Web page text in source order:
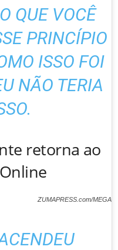
QUE VOCÊ
PRINCÍPIO
ISSO FOI
NÃO TERIA
retorna ao
ZUMAPRESS.com/MEGA